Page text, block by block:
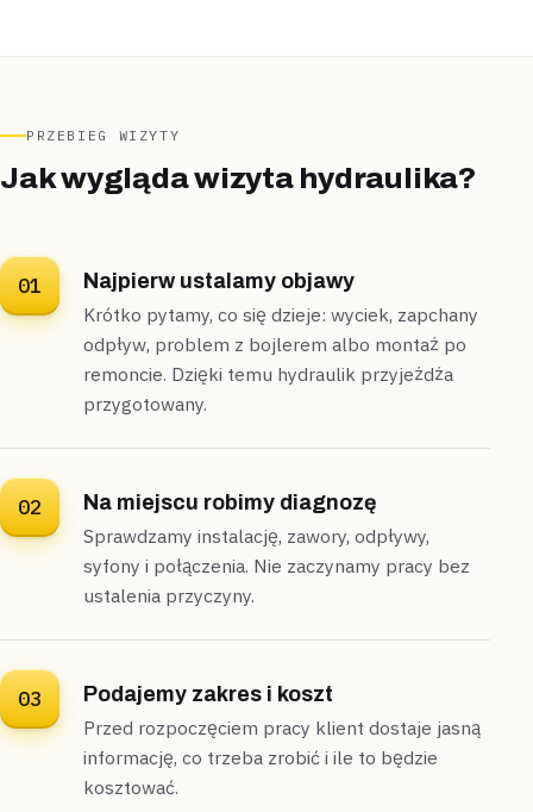
PRZEBIEG WIZYTY
Jak wygląda wizyta hydraulika?
01
Najpierw ustalamy objawy
Krótko pytamy, co się dzieje: wyciek, zapchany
odpływ, problem z bojlerem albo montaż po
remoncie. Dzięki temu hydraulik przyjeżdża
przygotowany.
02
Na miejscu robimy diagnozę
Sprawdzamy instalację, zawory, odpływy,
syfony i połączenia. Nie zaczynamy pracy bez
ustalenia przyczyny.
03
Podajemy zakres i koszt
Przed rozpoczęciem pracy klient dostaje jasną
informację, co trzeba zrobić i ile to będzie
kosztować.